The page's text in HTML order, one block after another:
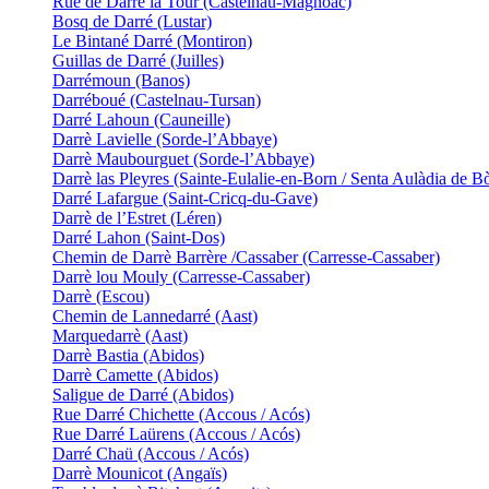
Bosq de Darré (Lustar)
Le Bintané Darré (Montiron)
Guillas de Darré (Juilles)
Darrémoun (Banos)
Darréboué (Castelnau-Tursan)
Darré Lahoun (Cauneille)
Darrè Lavielle (Sorde-l’Abbaye)
Darrè Maubourguet (Sorde-l’Abbaye)
Darrè las Pleyres (Sainte-Eulalie-en-Born / Senta Aulàdia de
Darré Lafargue (Saint-Cricq-du-Gave)
Darrè de l’Estret (Léren)
Darré Lahon (Saint-Dos)
Chemin de Darrè Barrère /Cassaber (Carresse-Cassaber)
Darrè lou Mouly (Carresse-Cassaber)
Darrè (Escou)
Chemin de Lannedarré (Aast)
Marquedarrè (Aast)
Darrè Bastia (Abidos)
Darrè Camette (Abidos)
Saligue de Darré (Abidos)
Rue Darré Chichette (Accous / Acós)
Rue Darré Laürens (Accous / Acós)
Darré Chaü (Accous / Acós)
Darrè Mounicot (Angaïs)